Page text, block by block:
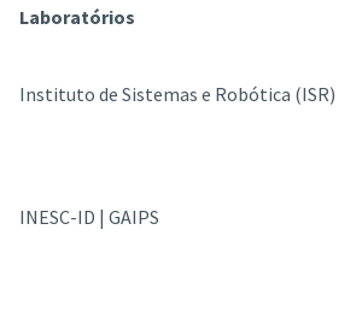
Laboratórios
Instituto de Sistemas e Robótica (ISR)
INESC-ID | GAIPS